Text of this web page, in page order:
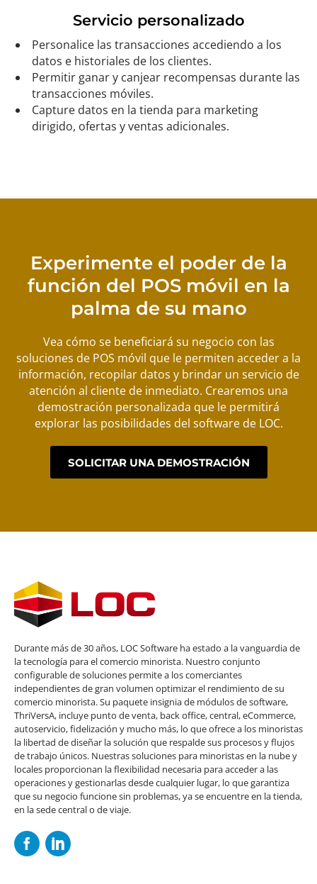
Servicio personalizado
Personalice las transacciones accediendo a los
datos e historiales de los clientes.
Permitir ganar y canjear recompensas durante las
transacciones móviles.
Capture datos en la tienda para marketing
dirigido, ofertas y ventas adicionales.
Experimente el poder de la
función del POS móvil en la
palma de su mano
Vea cómo se beneficiará su negocio con las
soluciones de POS móvil que le permiten acceder a la
información, recopilar datos y brindar un servicio de
atención al cliente de inmediato. Crearemos una
demostración personalizada que le permitirá
explorar las posibilidades del software de LOC.
SOLICITAR UNA DEMOSTRACIÓN
Durante más de 30 años, LOC Software ha estado a la vanguardia de
la tecnología para el comercio minorista. Nuestro conjunto
configurable de soluciones permite a los comerciantes
independientes de gran volumen optimizar el rendimiento de su
comercio minorista. Su paquete insignia de módulos de software,
ThriVersA, incluye punto de venta, back office, central, eCommerce,
autoservicio, fidelización y mucho más, lo que ofrece a los minoristas
la libertad de diseñar la solución que respalde sus procesos y flujos
de trabajo únicos. Nuestras soluciones para minoristas en la nube y
locales proporcionan la flexibilidad necesaria para acceder a las
operaciones y gestionarlas desde cualquier lugar, lo que garantiza
que su negocio funcione sin problemas, ya se encuentre en la tienda,
en la sede central o de viaje.